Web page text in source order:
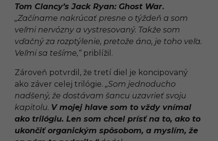
Tom Clancy’s Jack Ryan: Ghost War.
„Začíname nakrúcať presne o týždeň a som
veľmi nervózny a vystresovaný. Takže som
vďačný za rozptýlenie, pretože áno, je toho veľa.
Veľmi sa tešíme,“priblížil.
Zároveň potvrdil, že tretí diel je koncipovaný
ako záver celej trilógie. „Som jednoducho
nadšený, že dostávam šancu uzavrieť svoju
kapitolu. V mojej hlave som to vždy vnímal
ako trilógiu. Len som chcel prísť na to, ako to
ukončiť organickým spôsobom, a myslím, že